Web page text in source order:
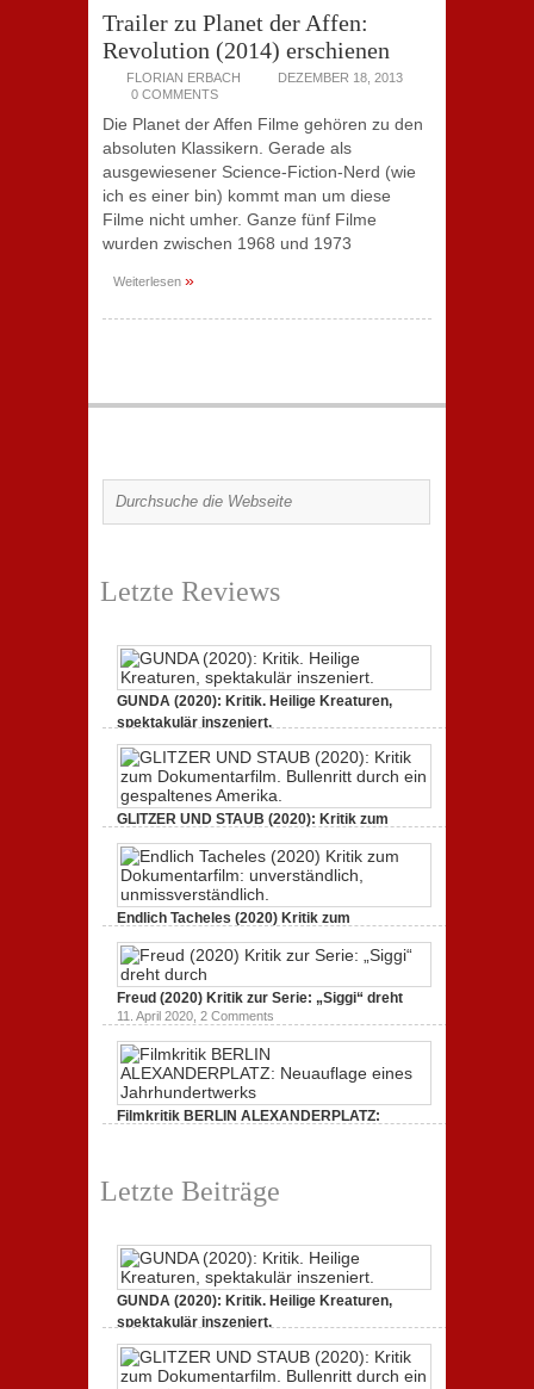
Trailer zu Planet der Affen:
Revolution (2014) erschienen
FLORIAN ERBACH
DEZEMBER 18, 2013
0 COMMENTS
Die Planet der Affen Filme gehören zu den
absoluten Klassikern. Gerade als
ausgewiesener Science-Fiction-Nerd (wie
ich es einer bin) kommt man um diese
Filme nicht umher. Ganze fünf Filme
wurden zwischen 1968 und 1973
Weiterlesen »
Letzte Reviews
GUNDA (2020): Kritik. Heilige Kreaturen,
spektakulär inszeniert.
GLITZER UND STAUB (2020): Kritik zum
Dokumentarfilm.
3. Oktober 2020,2 Comments
Endlich Tacheles (2020) Kritik zum
Dokumentarfilm: unverständlich,
19. Mai 2020,0 Comments
Freud (2020) Kritik zur Serie: „Siggi“ dreht
11. April 2020, 2 Comments
Filmkritik BERLIN ALEXANDERPLATZ:
Letzte Beiträge
GUNDA (2020): Kritik. Heilige Kreaturen,
spektakulär inszeniert.